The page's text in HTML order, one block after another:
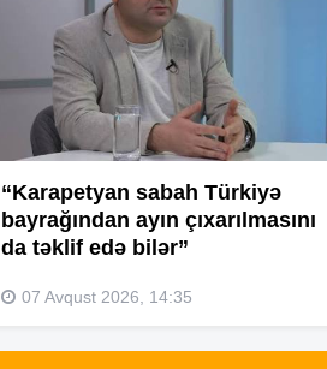
“Karapetyan sabah Türkiyə
bayrağından ayın çıxarılmasını
da təklif edə bilər”
07 Avqust 2026, 14:35